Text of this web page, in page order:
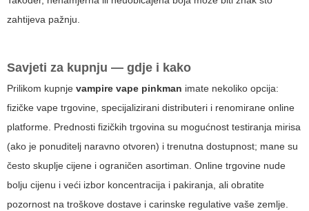
zahtijeva pažnju.
Savjeti za kupnju — gdje i kako
Prilikom kupnje vampire vape pinkman imate nekoliko opcija:
fizičke vape trgovine, specijalizirani distributeri i renomirane online
platforme. Prednosti fizičkih trgovina su mogućnost testiranja mirisa
(ako je ponuditelj naravno otvoren) i trenutna dostupnost; mane su
često skuplje cijene i ograničen asortiman. Online trgovine nude
bolju cijenu i veći izbor koncentracija i pakiranja, ali obratite
pozornost na troškove dostave i carinske regulative vaše zemlje.